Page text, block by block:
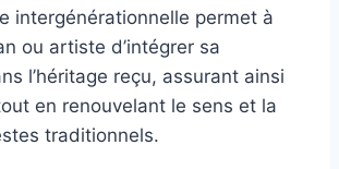
intergénérationnelle permet à
ou artiste d’intégrer sa
l’héritage reçu, assurant ainsi
en renouvelant le sens et la
traditionnels.